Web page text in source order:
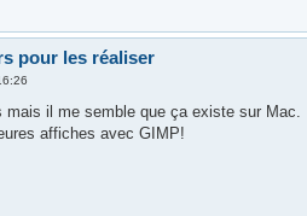
pour les réaliser
mais il me semble que ça existe sur Mac.
affiches avec GIMP!